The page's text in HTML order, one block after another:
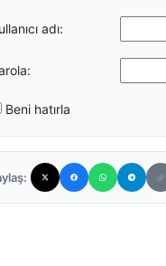
adı:
Beni hatırla